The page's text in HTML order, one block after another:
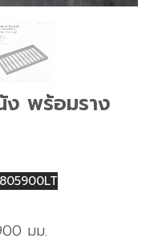
ง พร้อมราง
มม.